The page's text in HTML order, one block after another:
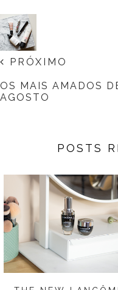
PRÓXIMO
OS MAIS AMADOS
AGOSTO
POSTS